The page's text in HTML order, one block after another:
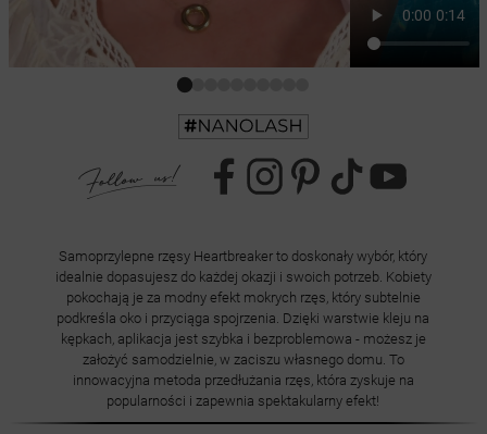
Samoprzylepne rzęsy Heartbreaker to doskonały wybór, który
idealnie dopasujesz do każdej okazji i swoich potrzeb. Kobiety
pokochają je za modny efekt mokrych rzęs, który subtelnie
podkreśla oko i przyciąga spojrzenia. Dzięki warstwie kleju na
kępkach, aplikacja jest szybka i bezproblemowa - możesz je
założyć samodzielnie, w zaciszu własnego domu. To
innowacyjna metoda przedłużania rzęs, która zyskuje na
popularności i zapewnia spektakularny efekt!